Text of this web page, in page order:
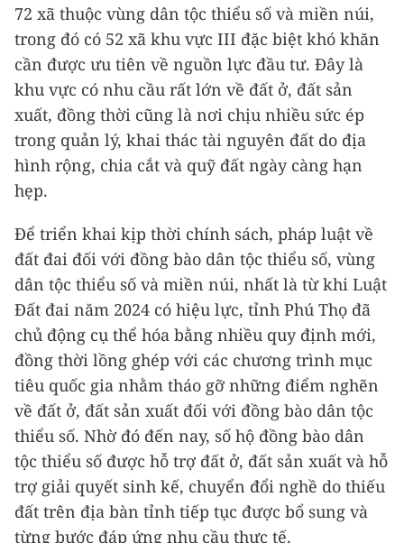
72 xã thuộc vùng dân tộc thiểu số và miền núi,
trong đó có 52 xã khu vực III đặc biệt khó khăn
cần được ưu tiên về nguồn lực đầu tư. Đây là
khu vực có nhu cầu rất lớn về đất ở, đất sản
xuất, đồng thời cũng là nơi chịu nhiều sức ép
trong quản lý, khai thác tài nguyên đất do địa
hình rộng, chia cắt và quỹ đất ngày càng hạn
hẹp.
Để triển khai kịp thời chính sách, pháp luật về
đất đai đối với đồng bào dân tộc thiểu số, vùng
dân tộc thiểu số và miền núi, nhất là từ khi Luật
Đất đai năm 2024 có hiệu lực, tỉnh Phú Thọ đã
chủ động cụ thể hóa bằng nhiều quy định mới,
đồng thời lồng ghép với các chương trình mục
tiêu quốc gia nhằm tháo gỡ những điểm nghẽn
về đất ở, đất sản xuất đối với đồng bào dân tộc
thiểu số. Nhờ đó đến nay, số hộ đồng bào dân
tộc thiểu số được hỗ trợ đất ở, đất sản xuất và hỗ
trợ giải quyết sinh kế, chuyển đổi nghề do thiếu
đất trên địa bàn tỉnh tiếp tục được bổ sung và
từng bước đáp ứng nhu cầu thực tế.